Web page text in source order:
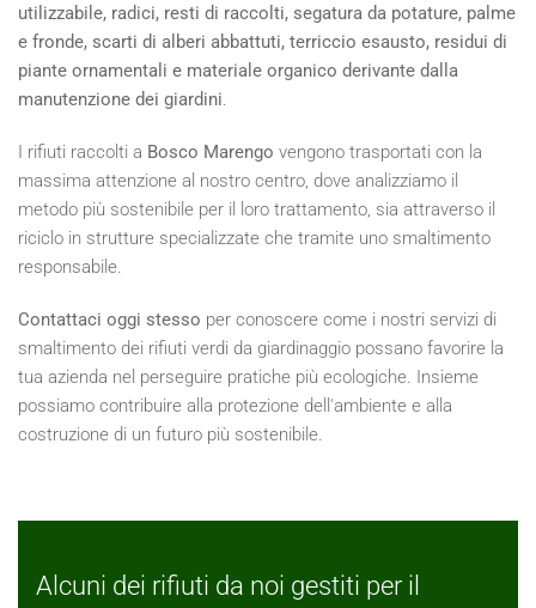
utilizzabile, radici, resti di raccolti, segatura da potature, palme
e fronde, scarti di alberi abbattuti, terriccio esausto, residui di
piante ornamentali e materiale organico derivante dalla
manutenzione dei giardini.
I rifiuti raccolti a Bosco Marengo vengono trasportati con la
massima attenzione al nostro centro, dove analizziamo il
metodo più sostenibile per il loro trattamento, sia attraverso il
riciclo in strutture specializzate che tramite uno smaltimento
responsabile.
Contattaci oggi stesso per conoscere come i nostri servizi di
smaltimento dei rifiuti verdi da giardinaggio possano favorire la
tua azienda nel perseguire pratiche più ecologiche. Insieme
possiamo contribuire alla protezione dell'ambiente e alla
costruzione di un futuro più sostenibile.
Alcuni dei rifiuti da noi gestiti per il